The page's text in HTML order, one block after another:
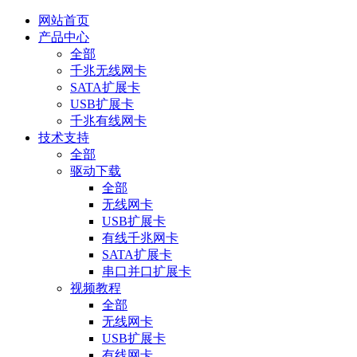
网站首页
产品中心
全部
千兆无线网卡
SATA扩展卡
USB扩展卡
千兆有线网卡
技术支持
全部
驱动下载
全部
无线网卡
USB扩展卡
有线千兆网卡
SATA扩展卡
串口并口扩展卡
视频教程
全部
无线网卡
USB扩展卡